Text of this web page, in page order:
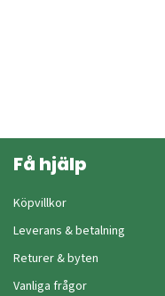
Få hjälp
Köpvillkor
Leverans & betalning
Returer & byten
Vanliga frågor